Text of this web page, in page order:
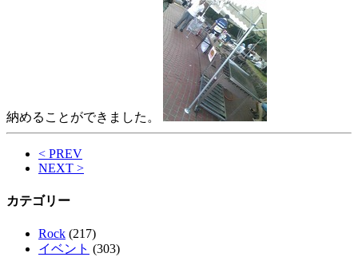
納めることができました。
< PREV
NEXT >
カテゴリー
Rock (217)
イベント (303)